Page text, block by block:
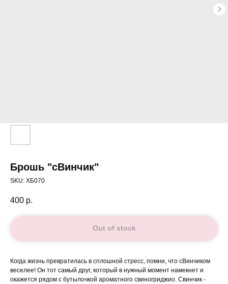
Брошь "сВинчик"
SKU: ХБ070
400 р.
Out of stock
Когда жизнь превратилась в сплошной стресс, помни, что сВинчиком
веселее! Он тот самый друг, который в нужный момент намекнет и
окажется рядом с бутылочкой ароматного свиногриджио. Свинчик -